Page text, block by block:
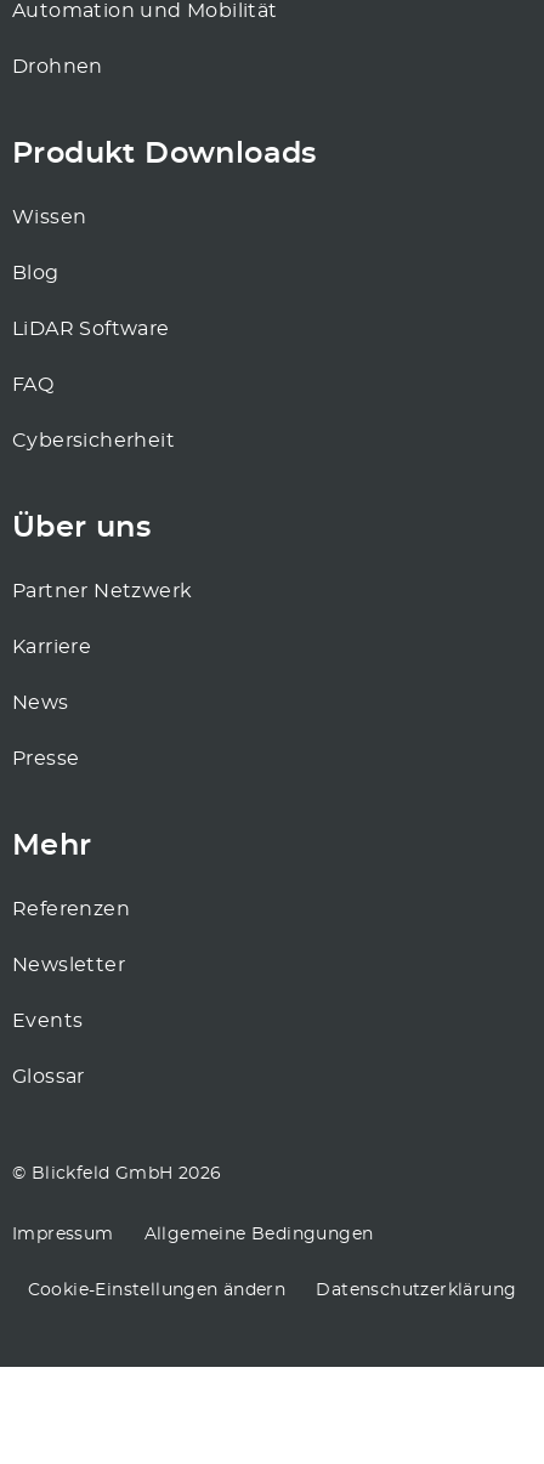
Automation und Mobilität
Drohnen
Produkt Downloads
Wissen
Blog
LiDAR Software
FAQ
Cybersicherheit
Über uns
Partner Netzwerk
Karriere
News
Presse
Mehr
Referenzen
Newsletter
Events
Glossar
© Blickfeld GmbH 2026
Impressum Allgemeine Bedingungen
Cookie-Einstellungen ändern Datenschutzerklärung